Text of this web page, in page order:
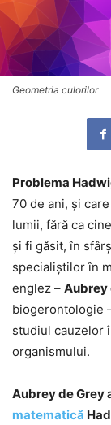
Geometria culorilor
Problema
70 de ani, şi
lumii, fără ca
şi fi găsit, în
specialiştilor în
englez – Aubrey
biogerontologie
studiul cauzelor
organismului.
Aubrey de Grey
matematică